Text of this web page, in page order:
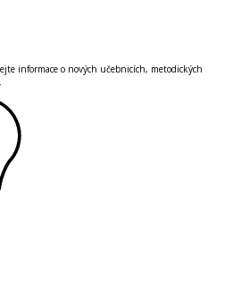
informace o nových učebnicích, metodických